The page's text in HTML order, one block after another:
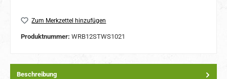
Zum Merkzettel hinzufügen
Produktnummer: WRB12STWS1021
Beschreibung